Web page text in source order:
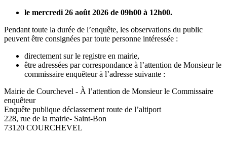
le mercredi 26 août 2026 de 09h00 à 12h00.
Pendant toute la durée de l’enquête, les observations du public
peuvent être consignées par toute personne intéressée :
directement sur le registre en mairie,
être adressées par correspondance à l’attention de Monsieur le
commissaire enquêteur à l’adresse suivante :
Mairie de Courchevel - À l’attention de Monsieur le Commissaire
enquêteur
Enquête publique déclassement route de l’altiport
228, rue de la mairie- Saint-Bon
73120 COURCHEVEL